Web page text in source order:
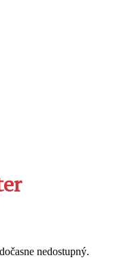
nedostupný.